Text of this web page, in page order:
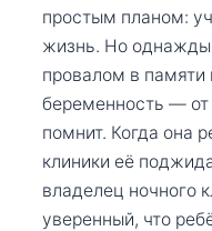
простым планом:
жизнь. Но однажды
провалом в
беременность —
помнит. Когда она
клиники её
владелец ночного
уверенный, что